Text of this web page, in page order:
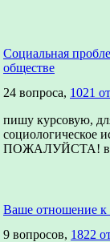
Социальная
обществе
24 вопроса, 1021
пишу курсовую,
ПОЖАЛУЙСТА!
Ваше отношение
9 вопросов, 1822